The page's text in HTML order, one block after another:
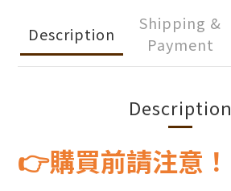
Description
Shipping &
Payment
Description
👉購買前請注意！